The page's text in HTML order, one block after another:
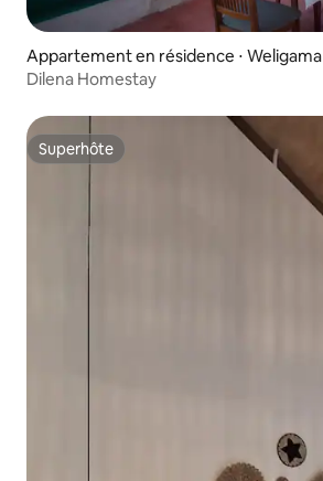
Appartement en résidence ⋅ Weligama
Dilena Homestay
Superhôte
Superhôte